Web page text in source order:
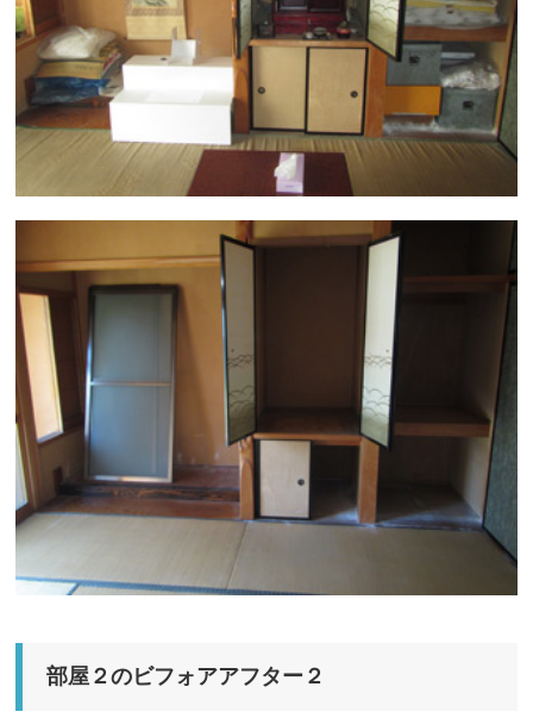
部屋２のビフォアアフター２